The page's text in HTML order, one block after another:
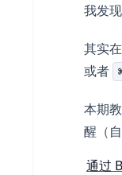
我发
其实
或者
本期
醒（
通过